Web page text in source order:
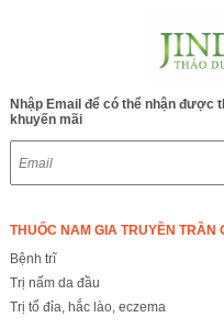
Nhập Email để có thể nhận được
khuyến mãi
THUỐC NAM GIA TRUYỀN TRẦN
Bệnh trĩ
Trị nấm da đầu
Trị tổ đỉa, hắc lào, eczema